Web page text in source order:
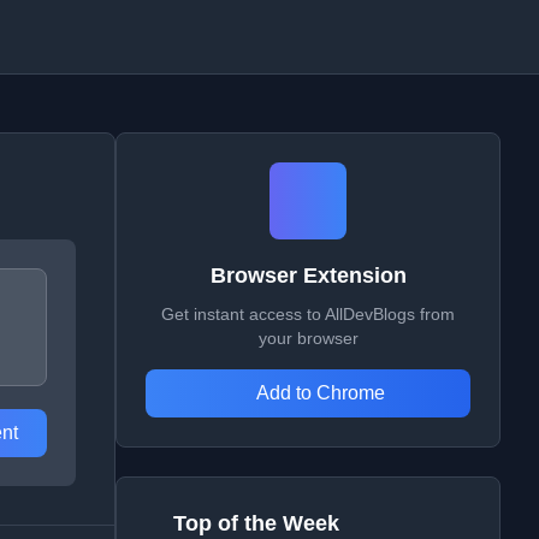
Browser Extension
Get instant access to AllDevBlogs from
your browser
Add to Chrome
Top of the Week